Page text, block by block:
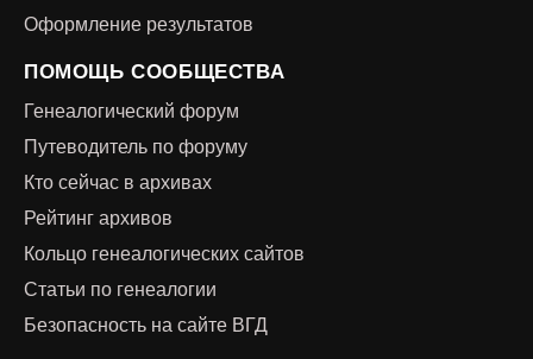
Оформление результатов
ПОМОЩЬ СООБЩЕСТВА
Генеалогический форум
Путеводитель по форуму
Кто сейчас в архивах
Рейтинг архивов
Кольцо генеалогических сайтов
Статьи по генеалогии
Безопасность на сайте ВГД